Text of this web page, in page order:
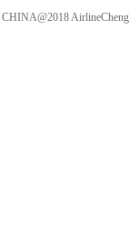
CHINA@2018